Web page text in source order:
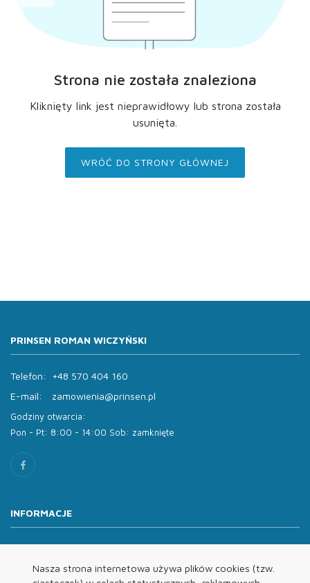
Nasza strona internetowa używa plików cookies (tzw.
Strona nie została znaleziona
Kliknięty link jest nieprawidłowy lub strona została
usunięta.
WRÓĆ DO STRONY GŁÓWNEJ
PRINSEN ROMAN WICZYŃSKI
Telefon:
+48 570 404 160
E-mail:
zamowienia@prinsen.pl
Godziny otwarcia:
Pon - Pt: 8:00 - 14:00 Sob: zamknięte
INFORMACJE
Oferta